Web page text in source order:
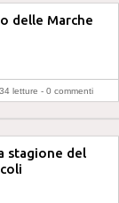
delle Marche
letture - 0 commenti
stagione del